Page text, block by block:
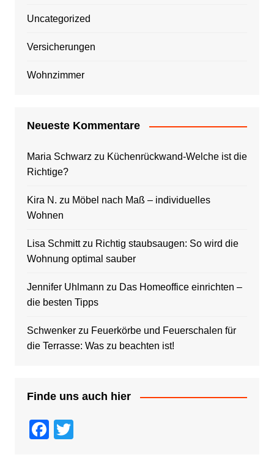
Uncategorized
Versicherungen
Wohnzimmer
Neueste Kommentare
Maria Schwarz zu Küchenrückwand-Welche ist die
Richtige?
Kira N. zu Möbel nach Maß – individuelles
Wohnen
Lisa Schmittzu Richtig staubsaugen: So wird die
Wohnung optimal sauber
Jennifer Uhlmann zu Das Homeoffice einrichten –
die besten Tipps
Schwenkerzu Feuerkörbe und Feuerschalen für
die Terrasse: Was zu beachten ist!
Finde uns auch hier
F